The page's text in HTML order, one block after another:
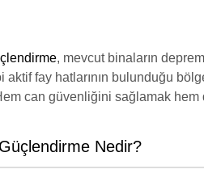
, mevcut binaların
aktif fay hatlarının bulunduğu
can güvenliğini sağlamak hem
Nedir?